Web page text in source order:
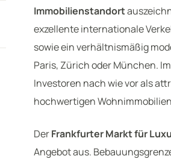
Immobilienstandort
exzellente internationale
sowie ein verhältnismäßig
Paris, Zürich oder München.
Investoren nach wie vor als
hochwertigen
DerFrankfurter Markt für
Angebot aus.